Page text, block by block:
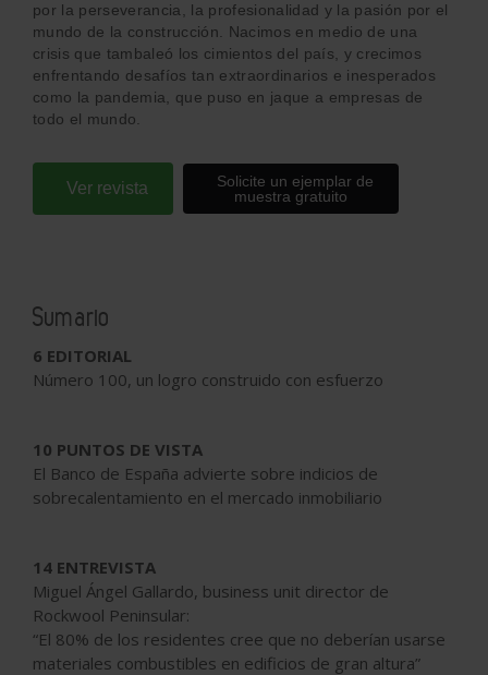
por la perseverancia, la profesionalidad y la pasión por el
mundo de la construcción. Nacimos en medio de una
crisis que tambaleó los cimientos del país, y crecimos
enfrentando desafíos tan extraordinarios e inesperados
como la pandemia, que puso en jaque a empresas de
todo el mundo.
Ver revista
Solicite un ejemplar de
muestra gratuito
Sumario
6 EDITORIAL
Número 100, un logro construido con esfuerzo
10 PUNTOS DE VISTA
El Banco de España advierte sobre indicios de
sobrecalentamiento en el mercado inmobiliario
14 ENTREVISTA
Miguel Ángel Gallardo, business unit director de
Rockwool Peninsular:
“El 80% de los residentes cree que no deberían usarse
materiales combustibles en edificios de gran altura”